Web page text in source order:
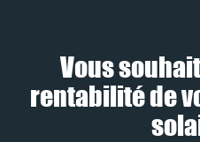
Vous
rentabilité de